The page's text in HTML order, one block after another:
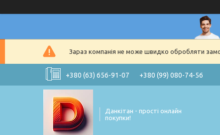
Зараз компанія не може швидко обробляти
+380 (63) 656-91-07 +380 (99) 080-74-56
Данкітан - прості онлайн
покупки!